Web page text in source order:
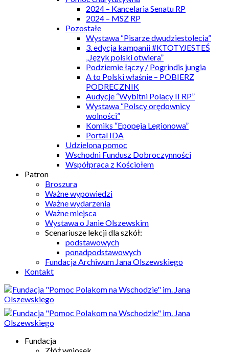
2024 – Kancelaria Senatu RP
2024 – MSZ RP
Pozostałe
Wystawa “Pisarze dwudziestolecia”
3. edycja kampanii #KTOTYJESTEŚ
„Język polski otwiera”
Podziemie łączy / Pogrindis jungia
A to Polski właśnie – POBIERZ
PODRECZNIK
Audycje “Wybitni Polacy II RP”
Wystawa “Polscy orędownicy
wolności”
Komiks “Epopeja Legionowa”
Portal IDA
Udzielona pomoc
Wschodni Fundusz Dobroczynności
Współpraca z Kościołem
Patron
Broszura
Ważne wypowiedzi
Ważne wydarzenia
Ważne miejsca
Wystawa o Janie Olszewskim
Scenariusze lekcji dla szkół:
podstawowych
ponadpodstawowych
Fundacja Archiwum Jana Olszewskiego
Kontakt
Fundacja